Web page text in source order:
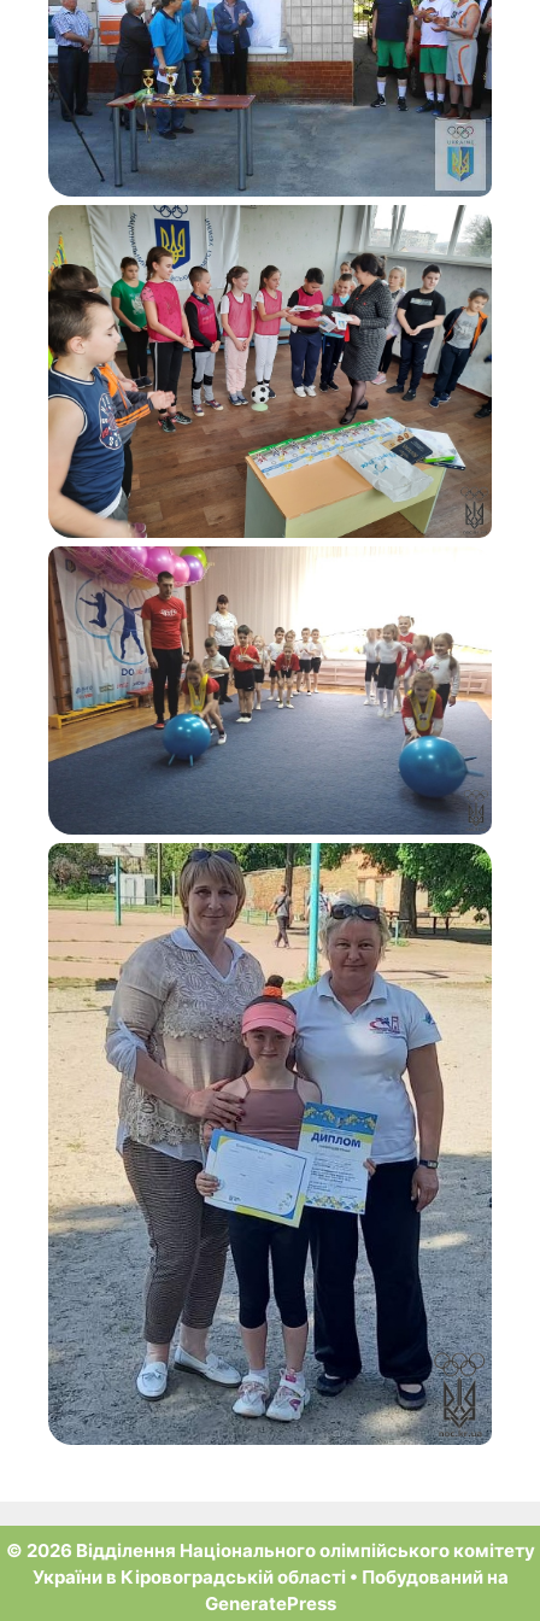
© 2026 Відділення Національного олімпійського комітету
України в Кіровоградській області• Побудований на
GeneratePress